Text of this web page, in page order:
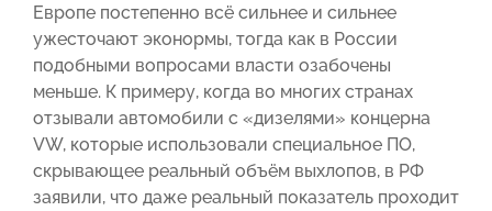
Европе постепенно всё сильнее и сильнее
ужесточают эконормы, тогда как в России
подобными вопросами власти озабочены
меньше. К примеру, когда во многих странах
отзывали автомобили с «дизелями» концерна
VW, которые использовали специальное ПО,
скрывающее реальный объём выхлопов, в РФ
заявили, что даже реальный показатель проходит